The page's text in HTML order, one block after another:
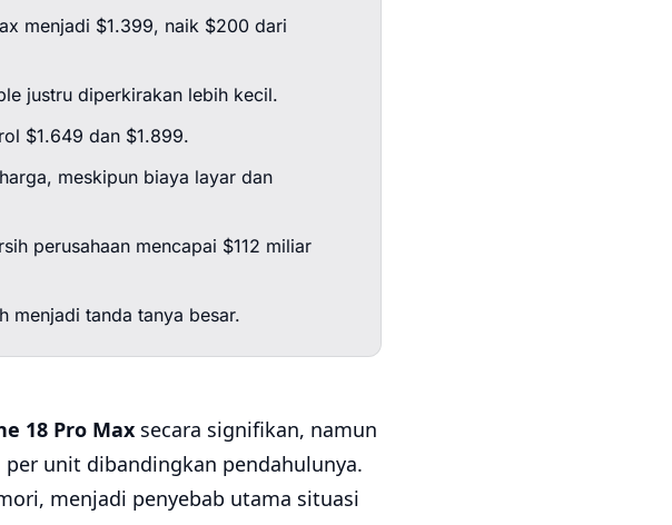
menjadi $1.399, naik $200 dari
justru diperkirakan lebih kecil.
$1.649 dan $1.899.
meskipun biaya layar dan
perusahaan mencapai $112 miliar
menjadi tanda tanya besar.
18 Pro Maxsecara signifikan, namun
unit dibandingkan pendahulunya.
menjadi penyebab utama situasi